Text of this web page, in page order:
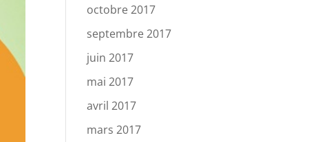
octobre 2017
septembre 2017
juin 2017
mai 2017
avril 2017
mars 2017